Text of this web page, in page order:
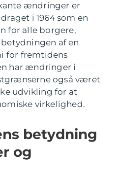
ændringer er
i 1964 som en
for alle borgere,
af en
for fremtidens
har ændringer i
også været
udvikling for at
virkelighed.
betydning
og